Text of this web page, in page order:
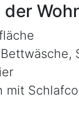
mit